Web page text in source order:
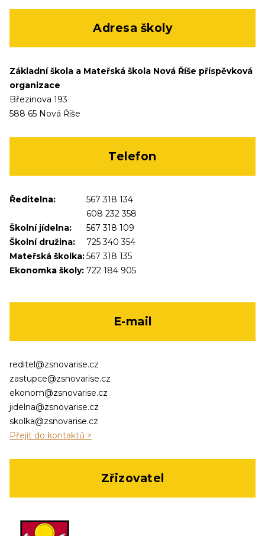
Adresa školy
Základní škola a Mateřská škola Nová Říše příspěvková
organizace
Březinova 193
588 65 Nová Říše
Telefon
Ředitelna:
567 318 134
608 232 358
Školní jídelna:
567 318 109
Školní družina:
725 340 354
Mateřská školka:567 318 135
Ekonomka školy: 722 184 905
E-mail
reditel@zsnovarise.cz
zastupce@zsnovarise.cz
ekonom@zsnovarise.cz
jidelna@zsnovarise.cz
skolka@zsnovarise.cz
Přejít do kontaktů >
Zřizovatel